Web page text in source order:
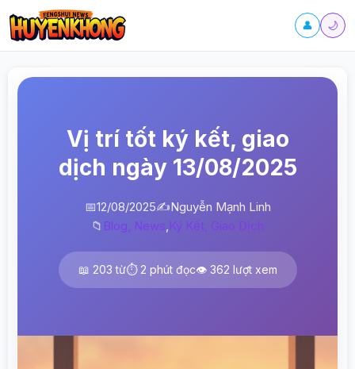
👤 🌙
Vị trí tốt ký kết, giao
dịch ngày 13/08/2025
📅12/08/2025✍️Nguyễn Mạnh Linh
📁 Blog, News,Ký Kết, Giao Dịch
📖 203 từ⏱️ 2 phút đọc👁️ 362 lượt xem